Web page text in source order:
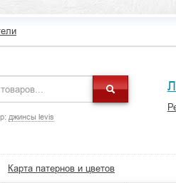
джинсы levis
Карта патернов и цветов